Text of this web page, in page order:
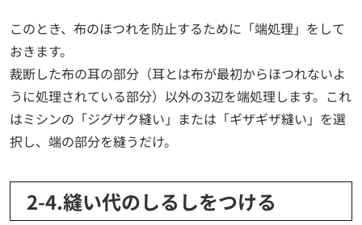
このとき、布のほつれを防止するために「端処理」をして
おきます。
裁断した布の耳の部分（耳とは布が最初からほつれないよ
うに処理されている部分）以外の3辺を端処理します。これ
はミシンの「ジグザク縫い」または「ギザギザ縫い」を選
択し、端の部分を縫うだけ。
2-4.縫い代のしるしをつける